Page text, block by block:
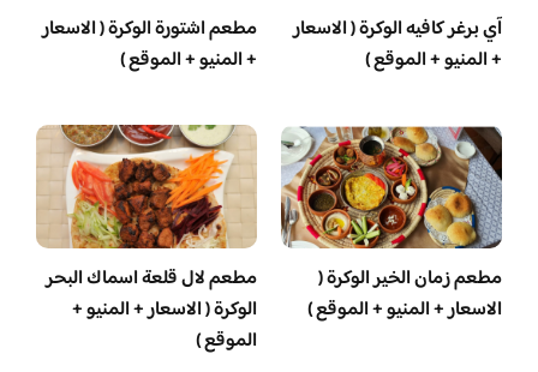
آي برغر كافيه الوكرة ( الاسعار
+ المنيو + الموقع )
مطعم اشتورة الوكرة ( الاسعار
+ المنيو + الموقع )
مطعم زمان الخير الوكرة (
الاسعار + المنيو + الموقع )
مطعم لال قلعة اسماك البحر
الوكرة ( الاسعار + المنيو +
الموقع )